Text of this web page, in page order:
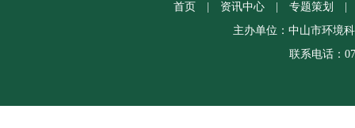
首页 资讯中心 专题策划
主办单位：中山市环境
联系电话：